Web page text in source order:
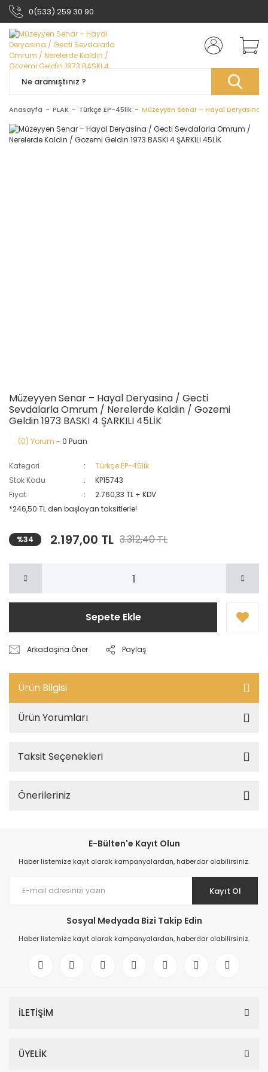
0(533) 259 30 90
Anasayfa PLAK Türkçe EP-45lik Müzeyyen Senar – Hayal Deryasina
Müzeyyen Senar – Hayal Deryasina / Gecti
Sevdalarla Omrum / Nerelerde Kaldin / Gozemi
Geldin 1973 BASKI 4 ŞARKILI 45LİK
(0) Yorum - 0 Puan
Kategori
Türkçe EP-45lik
Stok Kodu
KP15743
Fiyat
2.760,33 TL + KDV
*246,50 TL den başlayan taksitlerle!
%34 2.197,00 TL 3.312,40 TL
Sepete Ekle
Arkadaşına Öner Paylaş
Ürün Bilgisi
Ürün Yorumları
Taksit Seçenekleri
Önerileriniz
E-Bülten'e Kayıt Olun
Haber listemize kayıt olarak kampanyalardan, haberdar olabilirsiniz.
Kayıt Ol
Sosyal Medyada Bizi Takip Edin
Haber listemize kayıt olarak kampanyalardan, haberdar olabilirsiniz.
İLETİŞİM
ÜYELİK